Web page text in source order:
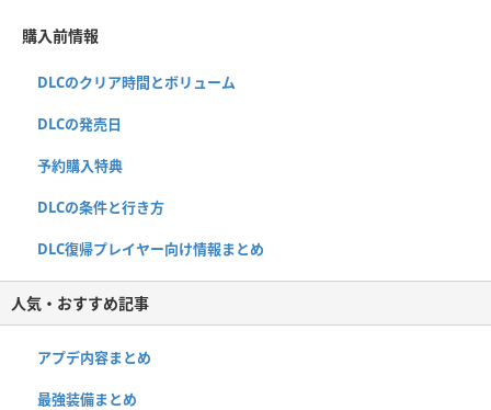
購入前情報
DLCのクリア時間とボリューム
DLCの発売日
予約購入特典
DLCの条件と行き方
DLC復帰プレイヤー向け情報まとめ
人気・おすすめ記事
アプデ内容まとめ
最強装備まとめ